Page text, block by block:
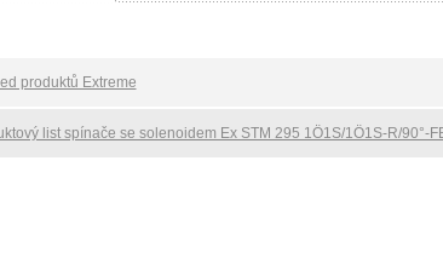
produktů Extreme
list spínače se solenoidem Ex STM 295 1Ö1S/1Ö1S-R/90°-